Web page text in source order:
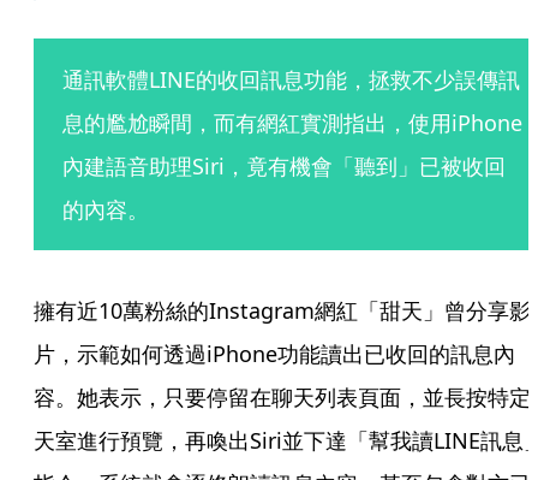
通訊軟體LINE的收回訊息功能，拯救不少誤傳訊
息的尷尬瞬間，而有網紅實測指出，使用iPhone
內建語音助理Siri，竟有機會「聽到」已被收回
的內容。
擁有近10萬粉絲的Instagram網紅「甜天」曾分享影
片，示範如何透過iPhone功能讀出已收回的訊息內
容。她表示，只要停留在聊天列表頁面，並長按特定
天室進行預覽，再喚出Siri並下達「幫我讀LINE訊息